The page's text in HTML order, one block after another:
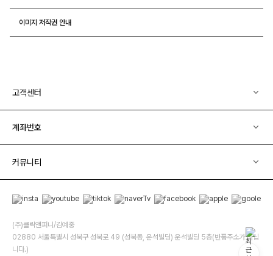
이미지 저작권 안내
고객센터
계좌번호
커뮤니티
(주)클릭앤퍼니/김예중
02880 서울특별시 성북구 성북로 49 (성북동, 운석빌딩) 운석빌딩 5층(반품주소가 아닙
니다.)